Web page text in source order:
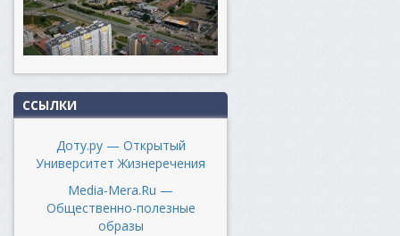
ССЫЛКИ
Доту.ру — Открытый
Университет Жизнеречения
Media-Mera.Ru —
Общественно-полезные
образы